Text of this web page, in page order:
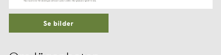
Se bilder